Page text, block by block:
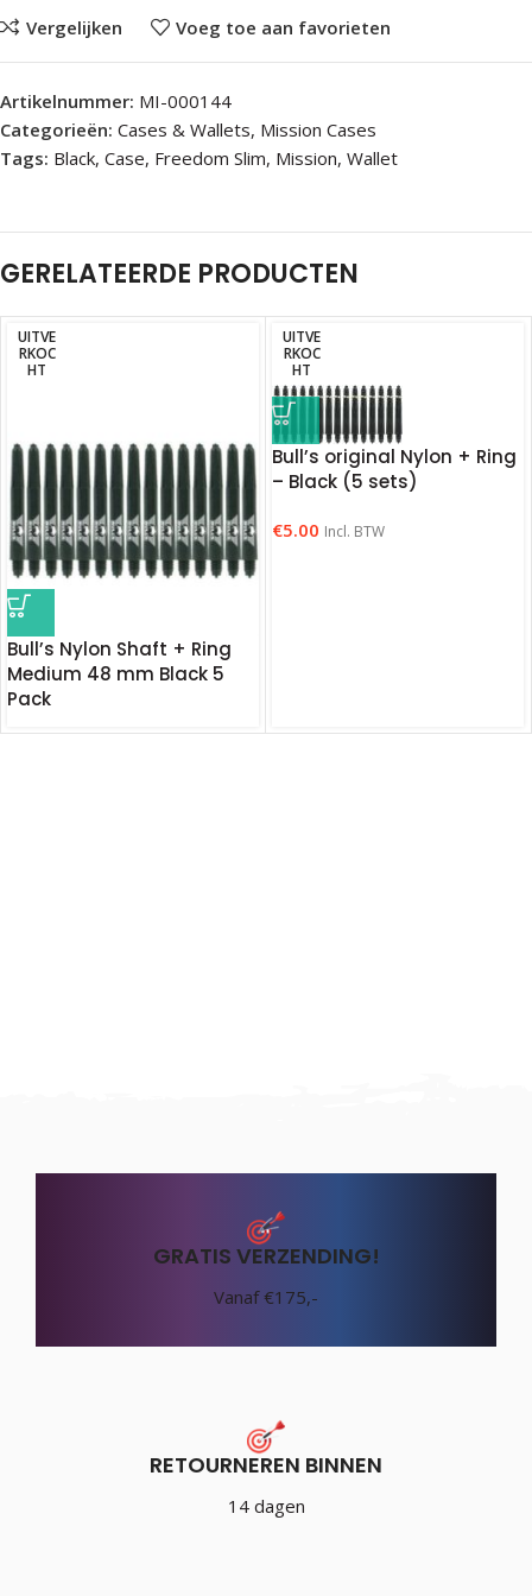
Vergelijken Voeg toe aan favorieten
Artikelnummer: MI-000144
Categorieën: Cases & Wallets, Mission Cases
Tags: Black, Case, Freedom Slim, Mission, Wallet
GERELATEERDE PRODUCTEN
UITVE
RKOC
HT
Bull’s Nylon Shaft + Ring
Medium 48 mm Black 5
Pack
UITVE
RKOC
HT
Bull’s original Nylon + Ring
– Black (5 sets)
€5.00 Incl. BTW
GRATIS VERZENDING!
Vanaf €175,-
RETOURNEREN BINNEN
14 dagen